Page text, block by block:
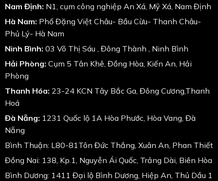
Nam Định: N1, cụm công nghiệp An Xá, Mỹ Xá, Nam Định
Hà Nam: Phố Đặng Việt Châu- Bầu Cừu- Thanh Châu-
Phủ Lý- Hà Nam
Ninh Bình: 03 Võ Thị Sáu , Đông Thành , Ninh Bình
Hải Phòng: Cụm 5 Tân Khê, Đồng Hòa, Kiến An, Hải
Phòng
Thanh Hóa: 23-24 KCN Tây Bắc Ga, Đông Cương,Thanh
Hoá
Đà Nẵng: 1231 Quốc lộ 1A Hòa Phước, Hòa Vang, Đà
Nẵng
Bình Thuận: L80-81Tôn Đức Thắng, Xuân An, Phan Thiết
Đồng Nai: 138, Kp.1, Nguyễn Ái Quốc, Trảng Dài, Biên Hòa
Bình Dương: 1411 Đại lộ Bình Dương, Hiệp An, Thủ Dầu 1